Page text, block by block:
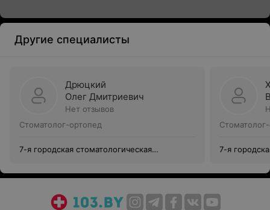
Другие специалисты
Дрюцкий
Олег Дмитриевич
Нет отзывов
Стоматолог-ортопед
7-я городская стоматологическая
7-я